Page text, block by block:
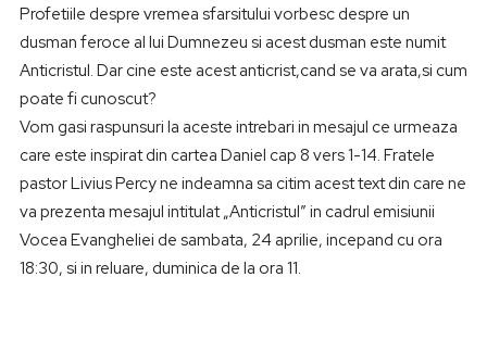
Profetiile despre vremea sfarsitului vorbesc despre un
dusman feroce al lui Dumnezeu si acest dusman este numit
Anticristul. Dar cine este acest anticrist,cand se va arata,si cum
poate fi cunoscut?
Vom gasi raspunsuri la aceste intrebari in mesajul ce urmeaza
care este inspirat din cartea Daniel cap 8 vers 1-14. Fratele
pastor Livius Percy ne indeamna sa citim acest text din care ne
va prezenta mesajul intitulat „Anticristul” in cadrul emisiunii
Vocea Evangheliei de sambata, 24 aprilie, incepand cu ora
18:30, si in reluare, duminica de la ora 11.